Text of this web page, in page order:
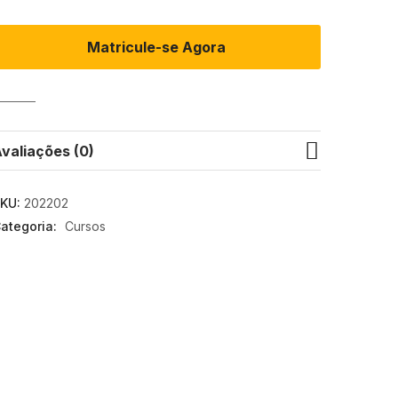
Matricule-se Agora
(0)
202202
Cursos